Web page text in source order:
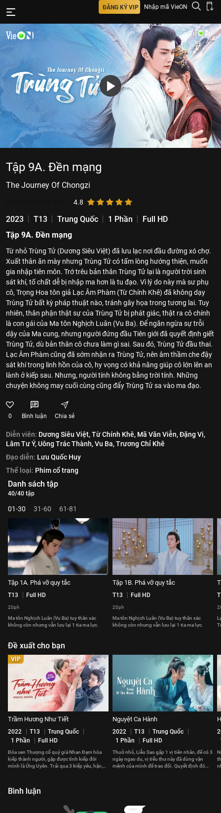
ĐĂNG KÝ VIP Nhập mã VieON
Tập 9A. Đền mạng
The Journey Of Chongzi
4.8
2023 T13 Trung Quốc 1 Phần
Full HD
Tập 9A. Đền mạng
Từ nhỏ Trùng Tử (Dương Siêu Việt) đã lưu lạc nơi đầu đường xó chợ.
Xuất thân ăn mày nhưng Trùng Tử có tấm lòng hướng thiện, muốn
gia nhập tiên môn. Trớ trêu bản thân Trùng Tử lại là người trời sinh
sát khí, tố chất dễ bị nhập ma hơn là tu đạo. Vì lý do này mà sư phụ
cô, Trọng Hoa tôn giả Lạc Âm Phàm (Từ Chính Khê) đã không dạy
Trùng Tử bất kỳ pháp thuật nào, tránh gây họa trong tương lai. Tuy
nhiên, thân phận thật sự của Trùng Tử bị phát giác, thật ra cô chính
là con gái của Ma tôn Nghịch Luân (Vu Ba). Để ngăn ngừa sự trỗi
dậy của Ma cung, nhưng người đứng đầu Tiên giới đã quyết định giết
Trùng Tử, dù bản thân cô chưa làm gì sai. Sau đó, Trùng Tử đầu thai.
Lạc Âm Phàm cũng đã sớm nhận ra Trùng Tử, nên âm thầm che đậy
sát khí trong linh hồn của cô, hy vọng có khả năng giúp cô lớn lên an
lành ở kiếp sau. Nhưng, người tính không bằng trời tính. Những
chuyện không may cuối cùng cũng đẩy Trùng Tử sa vào ma đạo.
0 Bình luận Chia sẻ
Diễn viên: Dương Siêu Việt,Từ Chính Khê, Mã Văn Viễn,Đặng Vi,
Lâm Tư Ý,Uông Trác Thành,Vu Ba,Trương Chỉ Khê
Đạo diễn: Lưu Quốc Huy
Thể loại: Phim cổ trang
Danh sách tập
40/40 tập
01-30 31-60 61-81
Tập 1A. Phá vỡ quy tắc
T13 Full HD
20ph
Ma tôn Nghịch Luân (Vu Ba) tuy thân xác
không còn nhưng vẫn lưu lại 1 tia ma lực.
Tập 1B. Phá vỡ quy tắc
T13 Full HD
20ph
Ma tôn Nghịch Luân (Vu Ba) tuy thân xác
không còn nhưng vẫn lưu lại 1 tia ma lực.
Đề xuất cho bạn
VIP
Trầm Hương Như Tiết
2022 T13
Trung Quốc
1 Phần
Full HD
Đóa sen Thượng cổ quý giá Nhan Đạm hóa
kiếp thành người, gặp được tình kiếp đời
mình là Ứng Uyên. Trải qua 3 kiếp yêu, hận,
Nguyệt Ca Hành
2022 T13
Trung Quốc
1 Phần
Full HD
Thuở nhỏ, Liễu Sao gặp 1 vị tiên nhân, để có 3
ngày ngao du, vị tiểu thư này đã dùng vận
mệnh của mình để trao đổi. Quyết định đó
Bình luận